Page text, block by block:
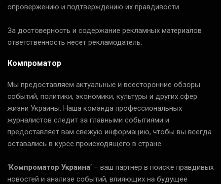
опровержению и подтверждению их правдивости.
За достоверность и содержание рекламных материалов
ответственность несет рекламодатель.
Компроматор
Мы предоставляем актуальные и всесторонние обзоры
событий, политики, экономики, культуры и других сфер
жизни Украины. Наша команда профессиональных
журналистов следит за главными событиями и
предоставляет вам свежую информацию, чтобы вы всегда
оставались в курсе происходящего в стране.
‘Компроматор Украина‘ – ваш партнер в поиске правдивых
новостей и анализе событий, влияющих на будущее